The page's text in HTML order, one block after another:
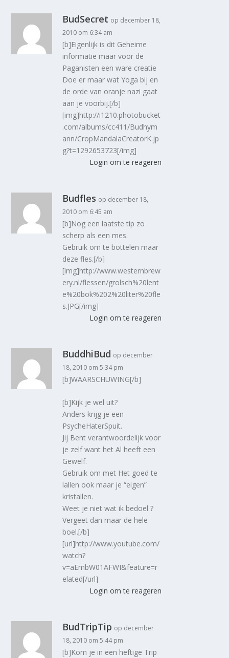
BudSecret op december 18,
2010 om 6:34 am
[b]Eigenlijk is dit Geheime
informatie maar voor de
Paganisten een ware creatie
Doe er maar wat Yoga bij en
de orde van oranje nazi gaat
aan je voorbij.[/b]
[img]http://i1210.photobucket
.com/albums/cc411/Budhym
ann/CropMandalaCreatorK.jp
g?t=1292653723[/img]
Login om te reageren
Budfles op december 18,
2010 om 6:45 am
[b]Nog een laatste tip zo
scherp als een mes.
Gebruik om te bottelen maar
deze fles.[/b]
[img]http://www.westernbrew
ery.nl/flessen/grolsch%20lent
e%20bok%202%20liter%20fle
s.JPG[/img]
Login om te reageren
BuddhiBud op december
18, 2010 om 5:34 pm
[b]WAARSCHUWING[/b]
[b]Kijk je wel uit?
Anders krijg je een
PsycheHaterSpuit.
Jij Bent verantwoordelijk voor
je zelf want het Al heeft een
Gewelf.
Gebruik om met Het goed te
lallen ook maar je “eigen”
kristallen.
Weet je niet wat ik bedoel ?
Vergeet dan maar de hele
boel.[/b]
[url]http://www.youtube.com/
watch?
v=aEmbW01AFWI&feature=r
elated[/url]
Login om te reageren
BudTripTip op december
18, 2010 om 5:44 pm
[b]Kom je in een heftige Trip